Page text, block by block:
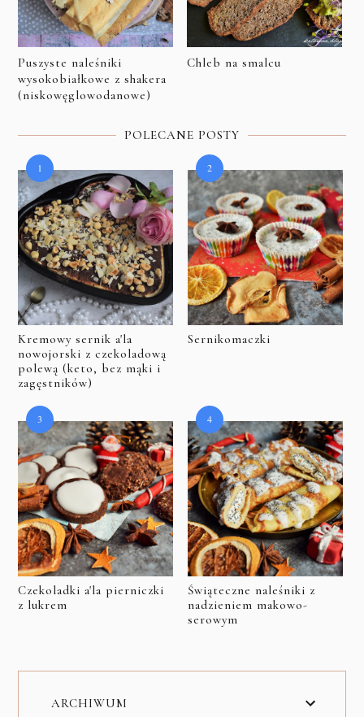
Puszyste naleśniki
wysokobiałkowe z shakera
(niskowęglowodanowe)
Chleb na smalcu
POLECANE POSTY
Kremowy sernik a'la
nowojorski z czekoladową
polewą (keto, bez mąki i
zagęstników)
Sernikomaczki
Czekoladki a'la pierniczki
z lukrem
Świąteczne naleśniki z
nadzieniem makowo-
serowym
ARCHIWUM